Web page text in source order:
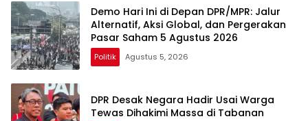
Demo Hari Ini di Depan DPR/MPR: Jalur
Alternatif, Aksi Global, dan Pergerakan
Pasar Saham 5 Agustus 2026
Politik Agustus 5, 2026
DPR Desak Negara Hadir Usai Warga
Tewas Dihakimi Massa di Tabanan